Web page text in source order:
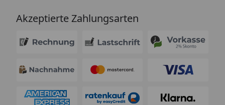
Akzeptierte Zahlungsarten